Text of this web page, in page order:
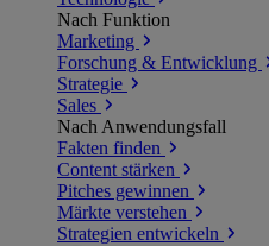
Nach Funktion
Marketing
Forschung & Entwicklung
Strategie
Sales
Nach Anwendungsfall
Fakten finden
Content stärken
Pitches gewinnen
Märkte verstehen
Strategien entwickeln